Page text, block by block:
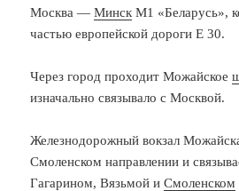
Москва —Минск М1 «Беларусь»,
частью европейской дороги E 30.
Через город проходит Можайское
изначально связывало с Москвой.
Железнодорожный вокзал
Смоленском направлении и
Гагарином, Вязьмой иСмоленском